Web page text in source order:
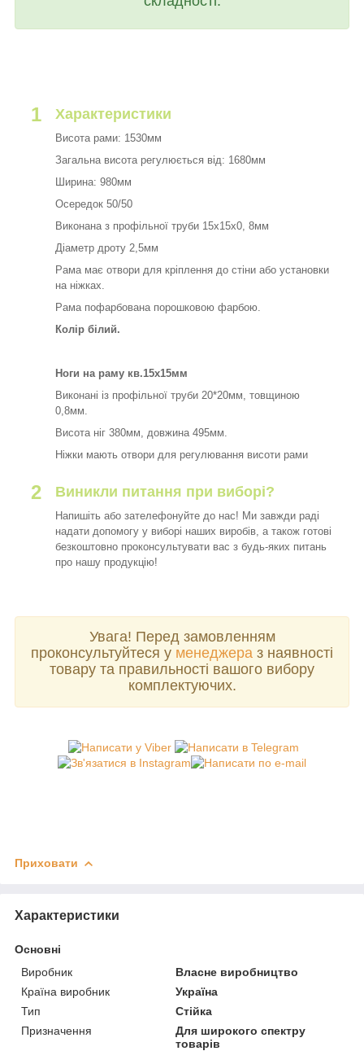
1 Характеристики
Висота рами: 1530мм
Загальна висота регулюється від: 1680мм
Ширина: 980мм
Осередок 50/50
Виконана з профільної труби 15х15х0, 8мм
Діаметр дроту 2,5мм
Рама має отвори для кріплення до стіни або установки
на ніжках.
Рама пофарбована порошковою фарбою.
Колір білий.
Ноги на раму кв.15х15мм
Виконані із профільної труби 20*20мм, товщиною
0,8мм.
Висота ніг 380мм, довжина 495мм.
Ніжки мають отвори для регулювання висоти рами
2 Виникли питання при виборі?
Напишіть або зателефонуйте до нас! Ми завжди раді
надати допомогу у виборі наших виробів, а також готові
безкоштовно проконсультувати вас з будь-яких питань
про нашу продукцію!
Увага! Перед замовленням
проконсультуйтеся у менеджера з наявності
товару та правильності вашого вибору
комплектуючих.
Приховати
Характеристики
Основні
Виробник
Власне виробництво
Країна виробник
Україна
Тип
Стійка
Призначення
Для широкого спектру
товарів